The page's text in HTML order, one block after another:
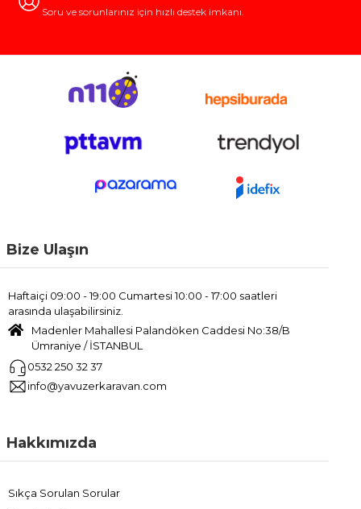
Soru ve sorunlarınız için hızlı destek imkanı.
Bize Ulaşın
Haftaiçi 09:00 - 19:00 Cumartesi 10:00 - 17:00 saatleri
arasında ulaşabilirsiniz.
Madenler Mahallesi Palandöken Caddesi No:38/B
Ümraniye / İSTANBUL
0532 250 32 37
info@yavuzerkaravan.com
Hakkımızda
Sıkça Sorulan Sorular